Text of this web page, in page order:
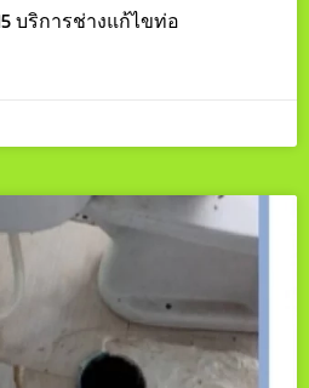
บริการช่างแก้ไขท่อ